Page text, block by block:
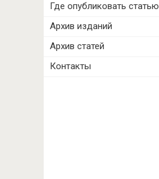
Где опубликовать статью
Архив изданий
Архив статей
Контакты